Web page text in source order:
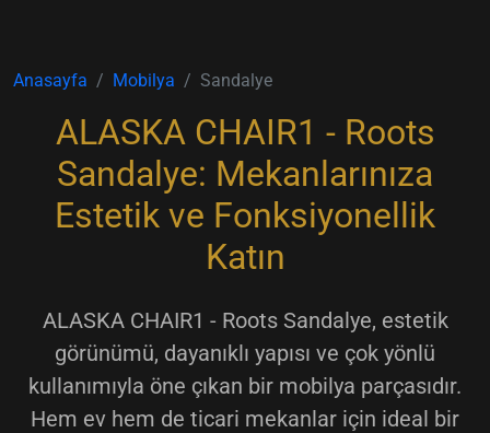
Anasayfa Mobilya Sandalye
ALASKA CHAIR1 - Roots
Sandalye: Mekanlarınıza
Estetik ve Fonksiyonellik
Katın
ALASKA CHAIR1 - Roots Sandalye, estetik
görünümü, dayanıklı yapısı ve çok yönlü
kullanımıyla öne çıkan bir mobilya parçasıdır.
Hem ev hem de ticari mekanlar için ideal bir